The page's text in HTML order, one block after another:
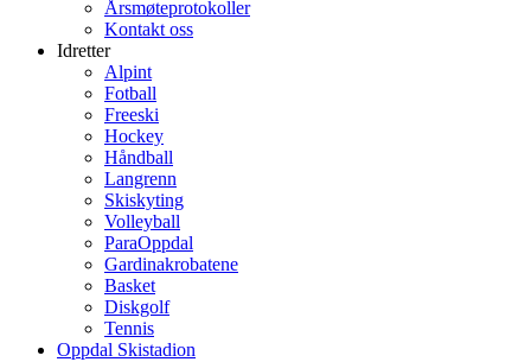
Årsmøteprotokoller
Kontakt oss
Idretter
Alpint
Fotball
Freeski
Hockey
Håndball
Langrenn
Skiskyting
Volleyball
ParaOppdal
Gardinakrobatene
Basket
Diskgolf
Tennis
Oppdal Skistadion